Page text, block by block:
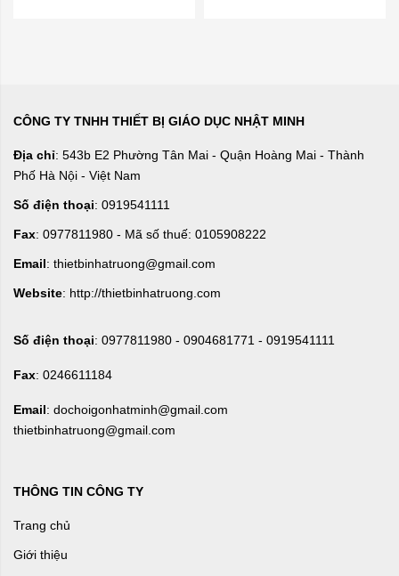
CÔNG TY TNHH THIẾT BỊ GIÁO DỤC NHẬT MINH
Địa chỉ: 543b E2 Phường Tân Mai - Quận Hoàng Mai - Thành
Phố Hà Nội - Việt Nam
Số điện thoại: 0919541111
Fax: 0977811980 - Mã số thuế: 0105908222
Email: thietbinhatruong@gmail.com
Website: http://thietbinhatruong.com
Số điện thoại: 0977811980 - 0904681771 - 0919541111
Fax: 0246611184
Email: dochoigonhatminh@gmail.com
thietbinhatruong@gmail.com
THÔNG TIN CÔNG TY
Trang chủ
Giới thiệu